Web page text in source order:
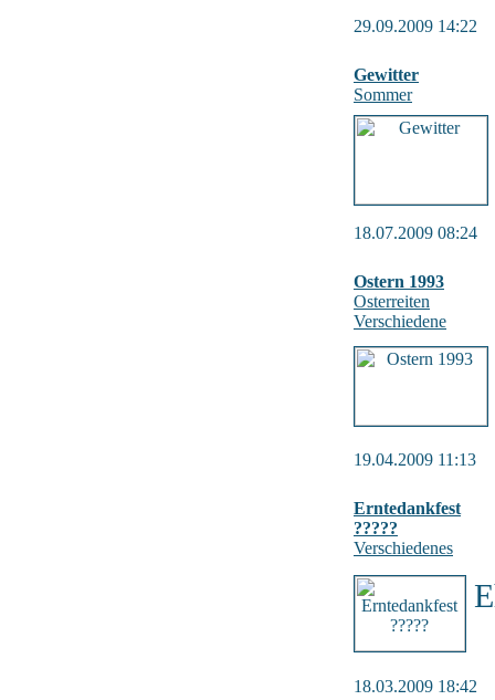
29.09.2009 14:22
Gewitter
Sommer
18.07.2009 08:24
Ostern 1993
Osterreiten
Verschiedene
19.04.2009 11:13
Erntedankfest
?????
Verschiedenes
18.03.2009 18:42